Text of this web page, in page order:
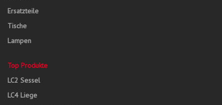
Ersatzteile
Tische
Lampen
Top Produkte
LC2 Sessel
LC4 Liege